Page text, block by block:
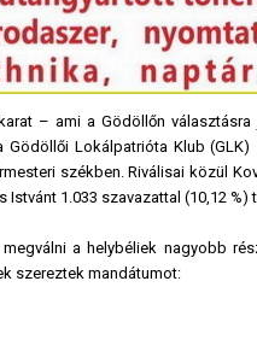
– ami a Gödöllőn
Lokálpatrióta Klub
székben. Riválisai közül
1.033 szavazattal (10,12
a helybéliek nagyobb
szereztek mandátumot: